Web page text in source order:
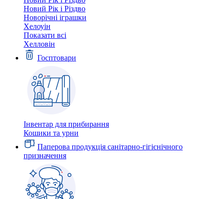
Новий Рік і Різдво
Новорічні іграшки
Хелоуін
Показати всі
Хелловін
Госптовари
Інвентар для прибирання
Кошики та урни
Паперова продукція санітарно-гігієнічного
призначення